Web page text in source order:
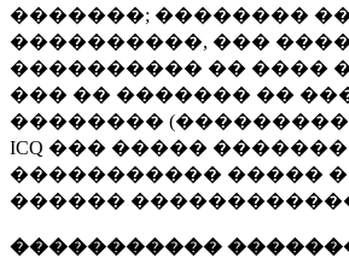
�������; ��������
����������, ���
���������� �� ����
��� �� ������� ��
��������
ICQ ��� �����
����������� ����� �
������
�����������